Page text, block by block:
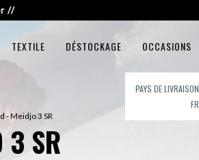
//
TEXTILE DÉSTOCKAGE OCCASIONS
PAYS DE LIVRAISON
FR
- Meidjo 3 SR
3 SR